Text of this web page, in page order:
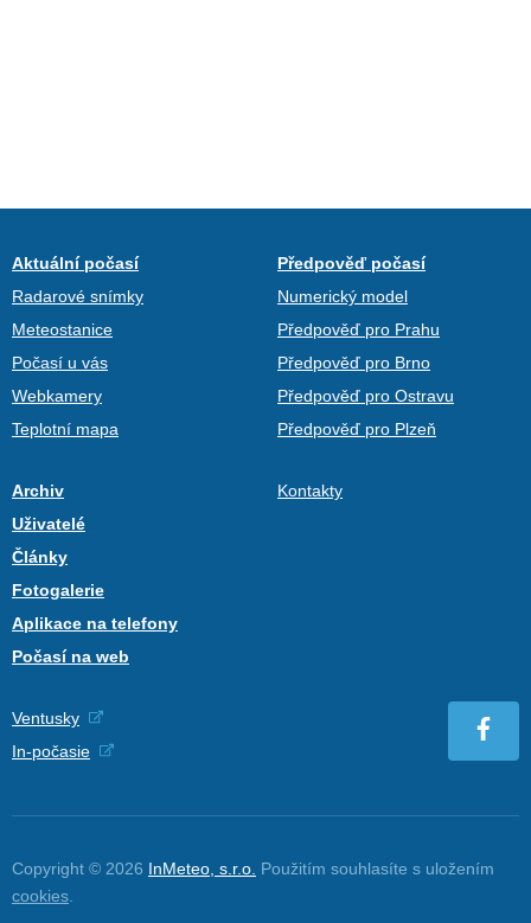
Aktuální počasí
Radarové snímky
Meteostanice
Počasí u vás
Webkamery
Teplotní mapa
Předpověď počasí
Numerický model
Předpověď pro Prahu
Předpověď pro Brno
Předpověď pro Ostravu
Předpověď pro Plzeň
Archiv
Uživatelé
Články
Fotogalerie
Aplikace na telefony
Počasí na web
Kontakty
Ventusky
In-počasie
Copyright © 2026 InMeteo, s.r.o. Použitím souhlasíte s uložením
cookies